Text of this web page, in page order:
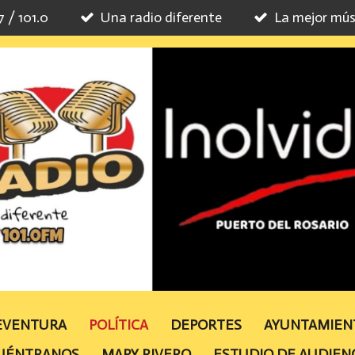
/ 101.0 Una radio diferente La mejor
POLÍTICA DEPORTES